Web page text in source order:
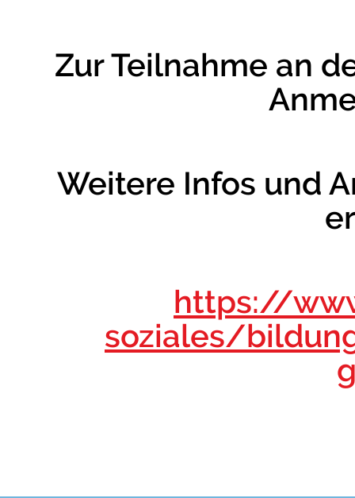
Zur Teilnahme an
Weitere Infos und
https://
soziales/